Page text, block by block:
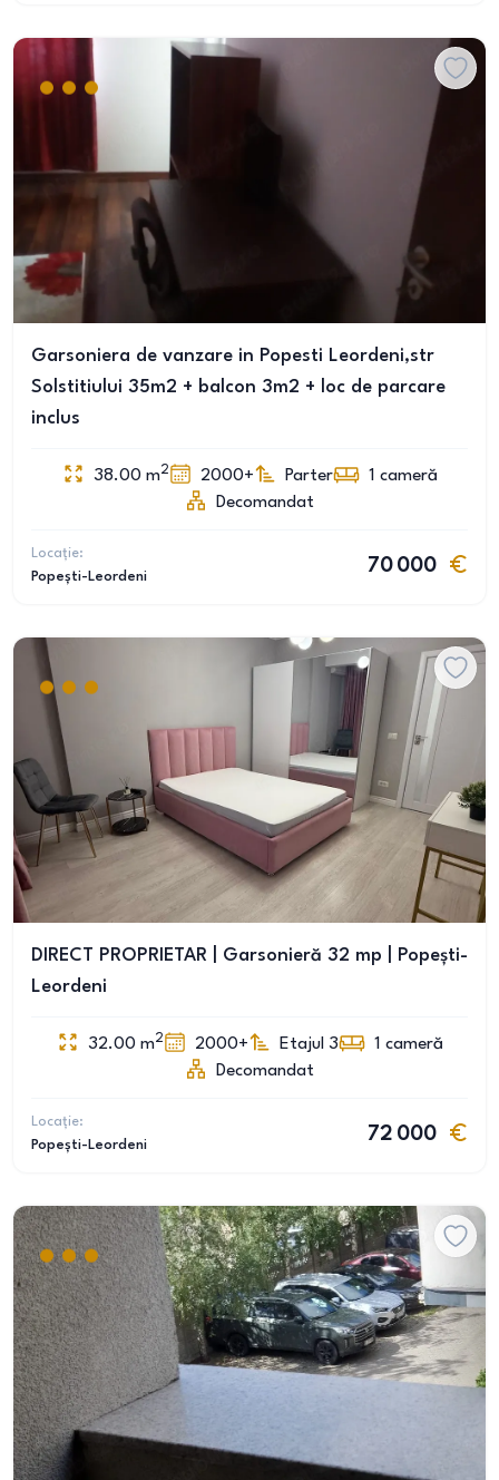
Garsoniera de vanzare in Popesti Leordeni,str
Solstitiului 35m2 + balcon 3m2 + loc de parcare
inclus
38.00 m2 2000+ Parter 1 cameră
Decomandat
Locație:
Popești-Leordeni
70 000
DIRECT PROPRIETAR | Garsonieră 32 mp | Popești-
Leordeni
32.00 m2 2000+ Etajul 3 1 cameră
Decomandat
Locație:
Popești-Leordeni
72 000